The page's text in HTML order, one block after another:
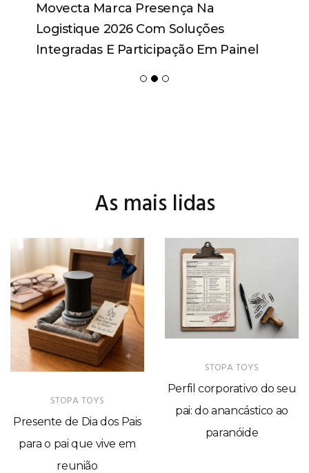
Movecta Marca Presença Na
Logistique 2026 Com Soluções
Integradas E Participação Em Painel
As mais lidas
STOPA TOYS
Presente de Dia dos Pais
para o pai que vive em
reunião
STOPA TOYS
Perfil corporativo do seu
pai: do anancástico ao
paranóide